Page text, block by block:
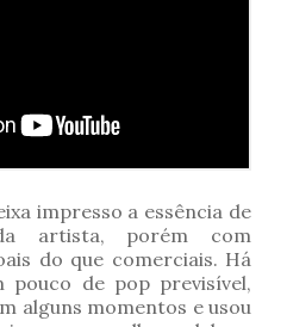
impresso a essência de
artista, porém com
do que comerciais. Há
pouco de pop previsível,
alguns momentos e usou